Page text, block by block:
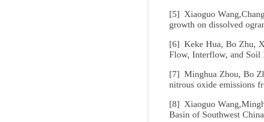
[5] Xiaoguo
growth on dissolved
[6] Keke Hua, Bo Zhu,
Flow, Interflow, and Soil
[7] Minghua Zhou, Bo
nitrous oxide emissions
[8] Xiaoguo
Basin of Southwest